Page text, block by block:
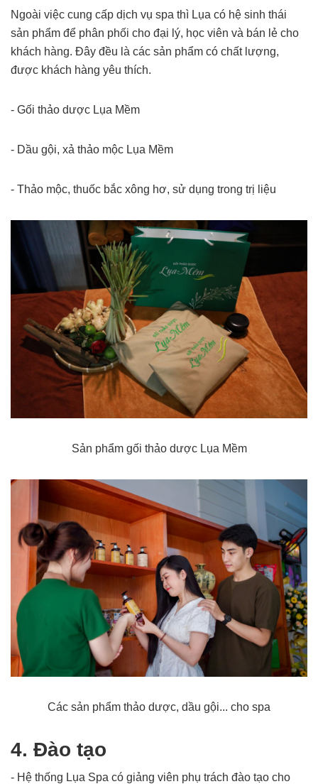
Ngoài việc cung cấp dịch vụ spa thì Lụa có hệ sinh thái
sản phẩm để phân phối cho đại lý, học viên và bán lẻ cho
khách hàng. Đây đều là các sản phẩm có chất lượng,
được khách hàng yêu thích.
- Gối thảo dược Lụa Mềm
- Dầu gội, xả thảo mộc Lụa Mềm
- Thảo mộc, thuốc bắc xông hơ, sử dụng trong trị liệu
Sản phẩm gối thảo dược Lụa Mềm
Các sản phẩm thảo dược, dầu gội... cho spa
4. Đào tạo
- Hệ thống Lụa Spa có giảng viên phụ trách đào tạo cho